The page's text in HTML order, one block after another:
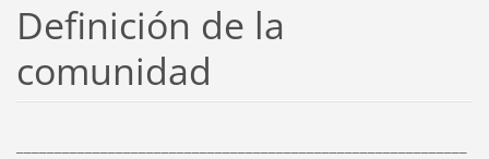
Definición de la
comunidad